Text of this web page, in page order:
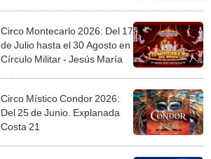
Circo Montecarlo 2026: Del 17
de Julio hasta el 30 Agosto en
Círculo Militar - Jesús María
Circo Místico Condor 2026:
Del 25 de Junio. Explanada
Costa 21